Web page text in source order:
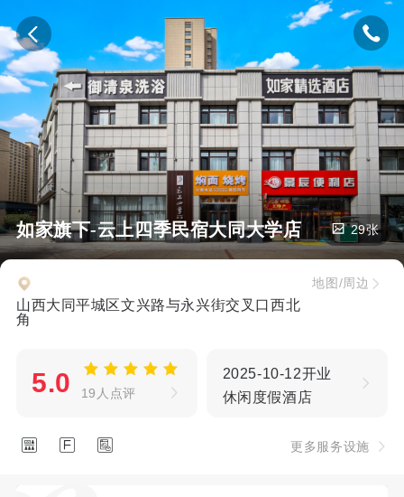
如家旗下-云上四季民宿大同大学店 29张
山西大同平城区文兴路与永兴街交叉口西北
角
地图/周边
5.0 19人点评
2025-10-12开业
休闲度假酒店
   更多服务设施